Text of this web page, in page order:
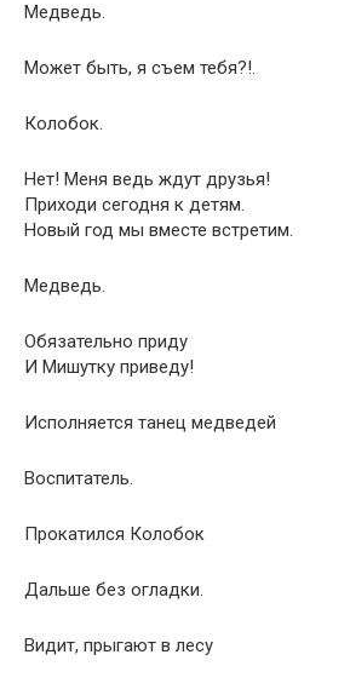
Медведь.
Может быть, я съем тебя?!.
Колобок.
Нет! Меня ведь ждут друзья!
Приходи сегодня к детям.
Новый год мы вместе встретим.
Медведь.
Обязательно приду
И Мишутку приведу!
Исполняется танец медведей
Воспитатель.
Прокатился Колобок
Дальше без огладки.
Видит, прыгают в лесу